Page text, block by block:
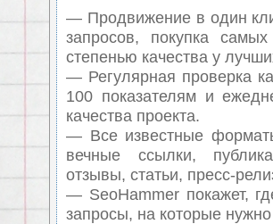
— Продвижение в один
запросов, покупка
степенью качества у
— Регулярная проверка
100 показателям и
качества проекта.
— Все известные
вечные ссылки,
отзывы, статьи, пресс-
— SeoHammer покажет,
запросы, на которые